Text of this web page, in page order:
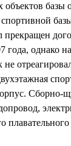
объектов
года, однако
Сборно-